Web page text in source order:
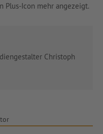
Plus-Icon mehr angezeigt.
Christoph